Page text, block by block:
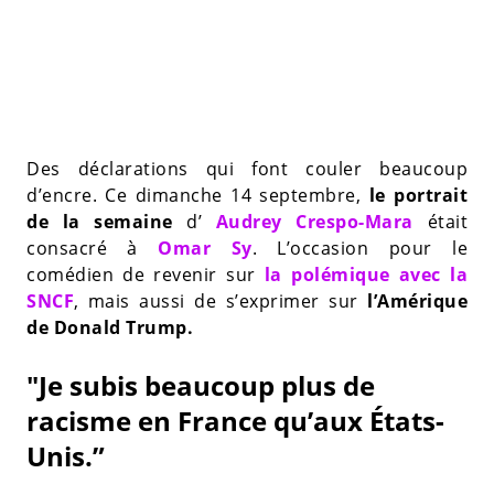
Des déclarations qui font couler beaucoup
d’encre. Ce dimanche 14 septembre, le portrait
de la semaine d’ Audrey Crespo-Mara était
consacré à Omar Sy. L’occasion pour le
comédien de revenir sur la polémique avec la
SNCF, mais aussi de s’exprimer sur l’Amérique
de Donald Trump.
"Je subis beaucoup plus de
racisme en France qu’aux États-
Unis.”